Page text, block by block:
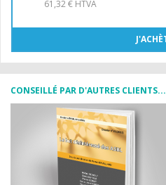
61,32 € HTVA
CONSEILLÉ PAR D'AUTRES CLIENTS...